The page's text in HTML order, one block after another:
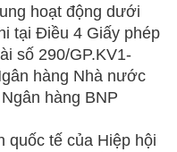
hoạt động dưới
tại Điều 4 Giấy phép
số 290/GP.KV1-
hàng Nhà nước
hàng BNP
quốc tế của Hiệp hội